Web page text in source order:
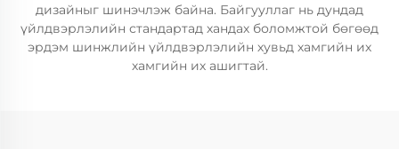
дизайныг шинэчлэж байна. Байгууллаг нь дундад
үйлдвэрлэлийн стандартад хандах боломжтой бөгөөд
эрдэм шинжлийн үйлдвэрлэлийн хувьд хамгийн их
хамгийн их ашигтай.